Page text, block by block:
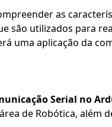
as
são utilizados para
uma aplicação da
Serial no
de Robótica, além